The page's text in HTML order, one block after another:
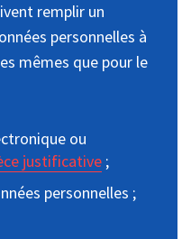
remplir un
personnelles à
mêmes que pour le
ou
justificative ;
personnelles ;